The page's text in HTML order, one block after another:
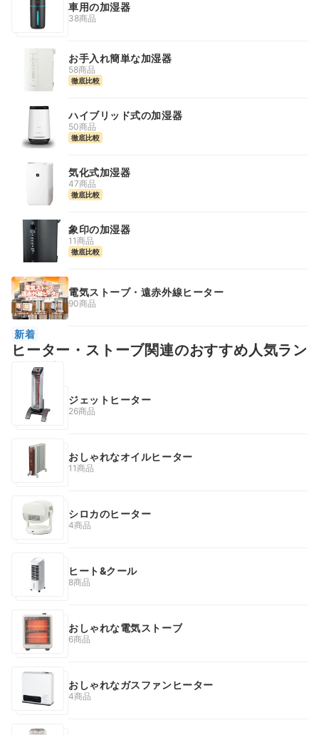
車用の加湿器
38商品
お手入れ簡単な加湿器
58商品
徹底比較
ハイブリッド式の加湿器
50商品
徹底比較
気化式加湿器
47商品
徹底比較
象印の加湿器
11商品
徹底比較
電気ストーブ・遠赤外線ヒーター
90商品
新着
ヒーター・ストーブ関連のおすすめ人気ラン
キング
ジェットヒーター
26商品
おしゃれなオイルヒーター
11商品
シロカのヒーター
4商品
ヒート&クール
8商品
おしゃれな電気ストーブ
6商品
おしゃれなガスファンヒーター
4商品